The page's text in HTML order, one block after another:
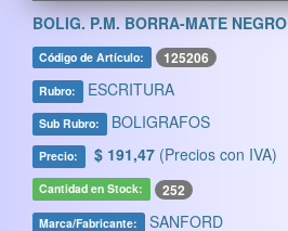
BOLIG. P.M. BORRA-MATE NEGRO
Código de Artículo: 125206
Rubro: ESCRITURA
Sub Rubro: BOLIGRAFOS
Precio: $ 191,47 (Precios con IVA)
Cantidad en Stock: 252
Marca/Fabricante: SANFORD